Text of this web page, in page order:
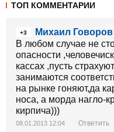
ТОП КОММЕНТАРИИ
+3
Михаил Говоров
В любом случае не
опасности
кассах ,пусть
занимаются
на рынке гоняют,да
носа, а морда нагло-
кирпича)))
08.01.2013 12:04 Ответить